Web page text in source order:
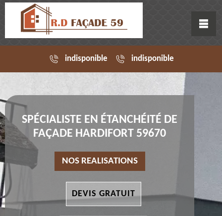
indisponible indisponible
SPÉCIALISTE EN ÉTANCHÉITÉ DE
FAÇADE HARDIFORT 59670
NOS REALISATIONS
DEVIS GRATUIT